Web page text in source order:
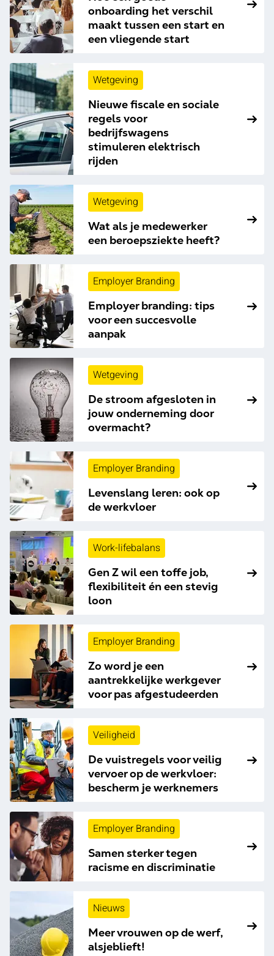
onboarding het verschil
maakt tussen een start en
een vliegende start
Wetgeving
Nieuwe fiscale en sociale
regels voor
bedrijfswagens
stimuleren elektrisch
rijden
Wetgeving
Wat als je medewerker
een beroepsziekte heeft?
Employer Branding
Employer branding: tips
voor een succesvolle
aanpak
Wetgeving
De stroom afgesloten in
jouw onderneming door
overmacht?
Employer Branding
Levenslang leren: ook op
de werkvloer
Work-lifebalans
Gen Z wil een toffe job,
flexibiliteit én een stevig
loon
Employer Branding
Zo word je een
aantrekkelijke werkgever
voor pas afgestudeerden
Veiligheid
De vuistregels voor veilig
vervoer op de werkvloer:
bescherm je werknemers
Employer Branding
Samen sterker tegen
racisme en discriminatie
Nieuws
Meer vrouwen op de werf,
alsjeblieft!